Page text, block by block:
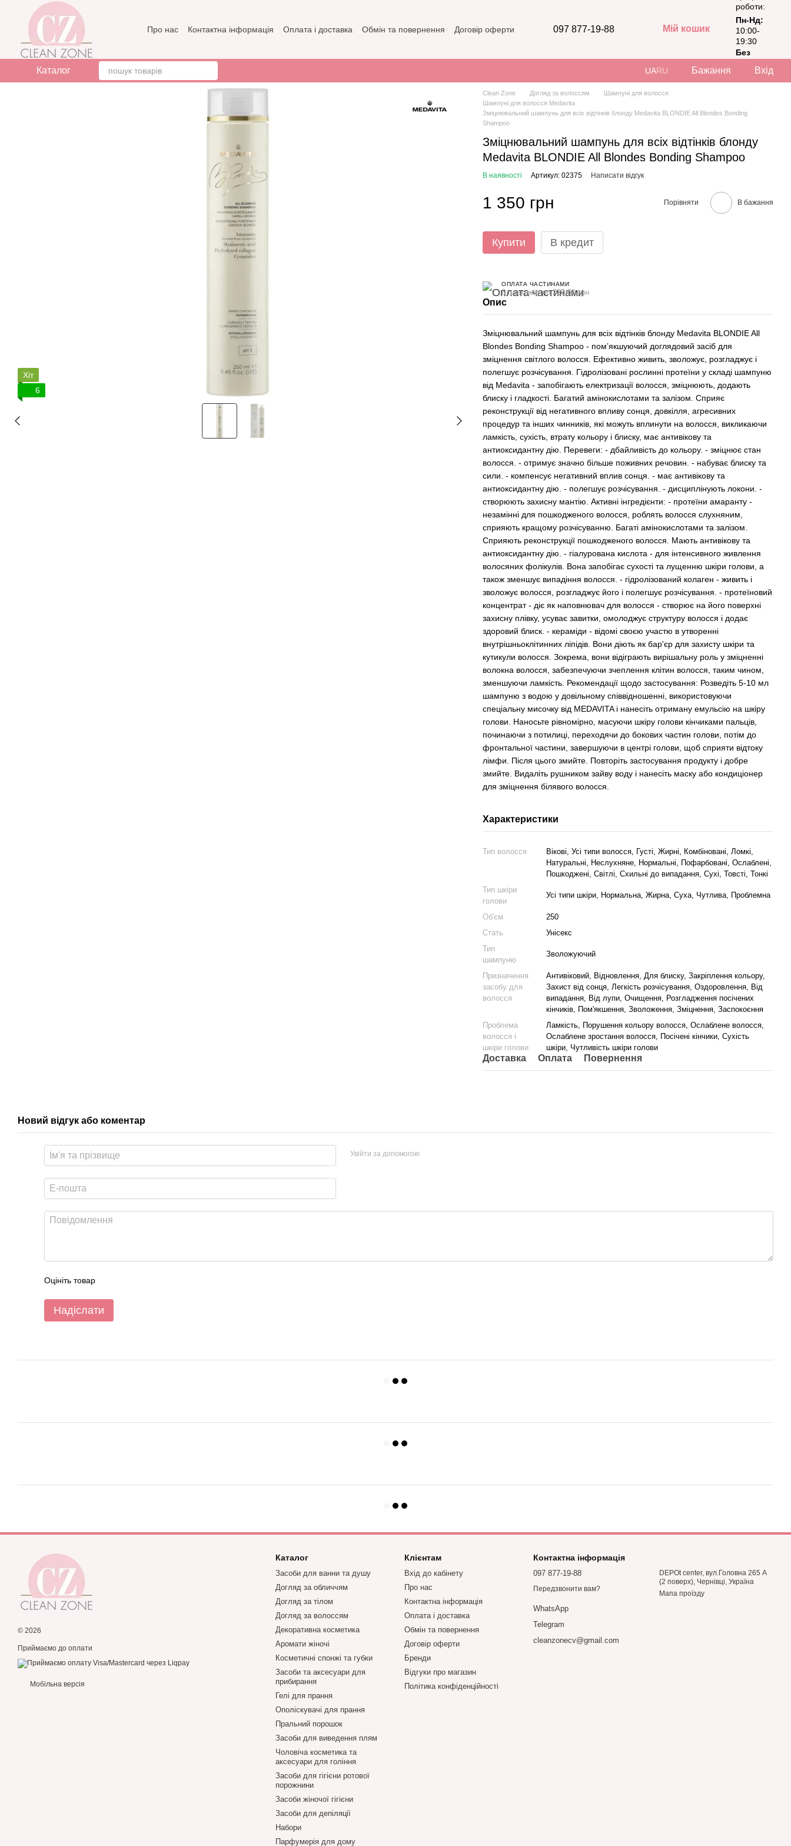
Перейти до основного контенту
Про нас Контактна інформація Оплата і доставка Обмін та повернення
Договір оферти
097 877-19-88 Мій кошик
роботи:
Пн-Нд:
10:00-
19:30
Без
Каталог UARU Бажання Вхід
Хіт
6
Clean Zone Догляд за волоссям
Шампуні для волосся
Шампуні для волосся Medavita
Зміцнювальний шампунь для всіх відтінків блонду Medavita BLONDIE All Blondes Bonding
Shampoo
Зміцнювальний шампунь для всіх відтінків блонду
Medavita BLONDIE All Blondes Bonding Shampoo
В наявності Артикул: 02375 Написати відгук
1 350 грн Порівняти В бажання
Купити В кредит
ОПЛАТА ЧАСТИНАМИ
6 платежів по 225.00 грн
Опис
Зміцнювальний шампунь для всіх відтінків блонду Medavita BLONDIE All
Blondes Bonding Shampoo - пом’якшуючий доглядовий засіб для
зміцнення світлого волосся. Ефективно живить, зволожує, розгладжує і
полегшує розчісування. Гідролізовані рослинні протеїни у складі шампуню
від Medavita - запобігають електризації волосся, зміцнюють, додають
блиску і гладкості. Багатий амінокислотами та залізом. Сприяє
реконструкції від негативного впливу сонця, довкілля, агресивних
процедур та інших чинників, які можуть вплинути на волосся, викликаючи
ламкість, сухість, втрату кольору і блиску, має антивікову та
антиоксидантну дію. Перевеги: - дбайливість до кольору. - зміцнює стан
волосся. - отримує значно більше поживних речовин. - набуває блиску та
сили. - компенсує негативний вплив сонця. - має антивікову та
антиоксидантну дію. - полегшує розчісування. - дисциплінують локони. -
створюють захисну мантію. Активні інгредієнти: - протеїни амаранту -
незамінні для пошкодженого волосся, роблять волосся слухняним,
сприяють кращому розчісуванню. Багаті амінокислотами та залізом.
Сприяють реконструкції пошкодженого волосся. Мають антивікову та
антиоксидантну дію. - гіалурована кислота - для інтенсивного живлення
волосяних фолікулів. Вона запобігає сухості та лущенню шкіри голови, а
також зменшує випадіння волосся. - гідролізований колаген - живить і
зволожує волосся, розгладжує його і полегшує розчісування. - протеїновий
концентрат - діє як наповнювач для волосся - створює на його поверхні
захисну плівку, усуває завитки, омолоджує структуру волосся і додає
здоровий блиск. - кераміди - відомі своєю участю в утворенні
внутрішньоклітинних ліпідів. Вони діють як бар'єр для захисту шкіри та
кутикули волосся. Зокрема, вони відіграють вирішальну роль у зміцненні
волокна волосся, забезпечуючи зчеплення клітин волосся, таким чином,
зменшуючи ламкість. Рекомендації щодо застосування: Розведіть 5-10 мл
шампуню з водою у довільному співвідношенні, використовуючи
спеціальну мисочку від MEDAVITA і нанесіть отриману емульсію на шкіру
голови. Наносьте рівномірно, масуючи шкіру голови кінчиками пальців,
починаючи з потилиці, переходячи до бокових частин голови, потім до
фронтальної частини, завершуючи в центрі голови, щоб сприяти відтоку
лімфи. Після цього змийте. Повторіть застосування продукту і добре
змийте. Видаліть рушником зайву воду і нанесіть маску або кондиціонер
для зміцнення білявого волосся.
Характеристики
Тип волосся
Вікові, Усі типи волосся, Густі, Жирні, Комбіновані, Ломкі,
Натуральні, Неслухняне, Нормальні, Пофарбовані, Ослаблені,
Пошкоджені, Світлі, Схильні до випадання, Сухі, Товсті, Тонкі
Тип шкіри
голови
Усі типи шкіри, Нормальна, Жирна, Суха, Чутлива, Проблемна
Об'єм
250
Стать
Унісекс
Тип
шампуню
Зволожуючий
Призначення
засобу для
волосся
Антивіковий, Відновлення, Для блиску, Закріплення кольору,
Захист від сонця, Легкість розчісування, Оздоровлення, Від
випадання, Від лупи, Очищення, Розгладження посічених
кінчиків, Пом'якшення, Зволоження, Зміцнення, Заспокоєння
Проблема
волосся і
шкіри голови
Ламкість, Порушення кольору волосся, Ослаблене волосся,
Ослаблене зростання волосся, Посічені кінчики, Сухість
шкіри, Чутливість шкіри голови
Доставка Оплата Повернення
Новий відгук або коментар
Увійти за допомогою
Оцініть товар
Надіслати
© 2026
Приймаємо до оплати
Мобільна версія
Каталог
Засоби для ванни та душу
Догляд за обличчям
Догляд за тілом
Догляд за волоссям
Декоративна косметика
Аромати жіночі
Косметичні спонжі та губки
Засоби та аксесуари для
прибирання
Гелі для прання
Ополіскувачі для прання
Пральний порошок
Засоби для виведення плям
Чоловіча косметика та
аксесуари для гоління
Засоби для гігієни ротової
порожнини
Засоби жіночої гігієни
Засоби для депіляції
Набори
Парфумерія для дому
Клієнтам
Вхід до кабінету
Про нас
Контактна інформація
Оплата і доставка
Обмін та повернення
Договір оферти
Бренди
Відгуки про магазин
Політика конфіденційності
Контактна інформація
097 877-19-88
Передзвонити вам?
WhatsApp
Telegram
cleanzonecv@gmail.com
DEPOt center, вул.Головна 265 А
(2 поверх), Чернівці, Україна
Мапа проїзду